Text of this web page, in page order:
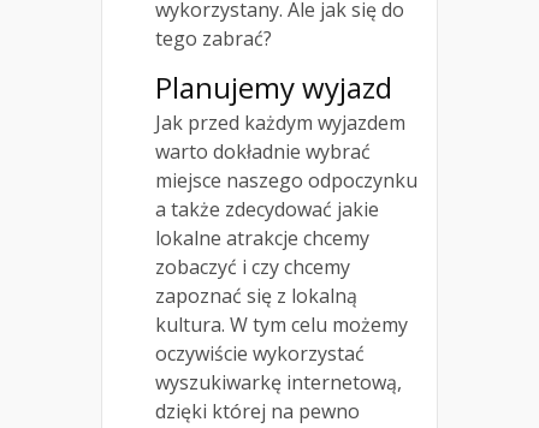
wykorzystany. Ale jak się do
tego zabrać?
Planujemy wyjazd
Jak przed każdym wyjazdem
warto dokładnie wybrać
miejsce naszego odpoczynku
a także zdecydować jakie
lokalne atrakcje chcemy
zobaczyć i czy chcemy
zapoznać się z lokalną
kultura. W tym celu możemy
oczywiście wykorzystać
wyszukiwarkę internetową,
dzięki której na pewno